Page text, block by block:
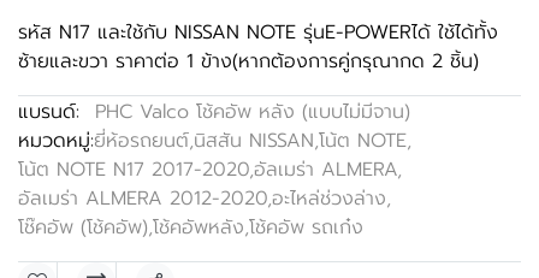
รหัส N17 และใช้กับ NISSAN NOTE รุ่นE-POWERได้ ใช้ได้ทั้ง
ซ้ายและขวา ราคาต่อ 1 ข้าง(หากต้องการคู่กรุณากด 2 ชิ้น)
แบรนด์:
PHC Valco โช้คอัพ หลัง (แบบไม่มีจาน)
หมวดหมู่:ยี่ห้อรถยนต์,นิสสัน NISSAN,โน้ต NOTE,
โน้ต NOTE N17 2017-2020,อัลเมร่า ALMERA,
อัลเมร่า ALMERA 2012-2020,อะไหล่ช่วงล่าง,
โช๊คอัพ (โช้คอัพ),โช้คอัพหลัง,โช้คอัพ รถเก๋ง